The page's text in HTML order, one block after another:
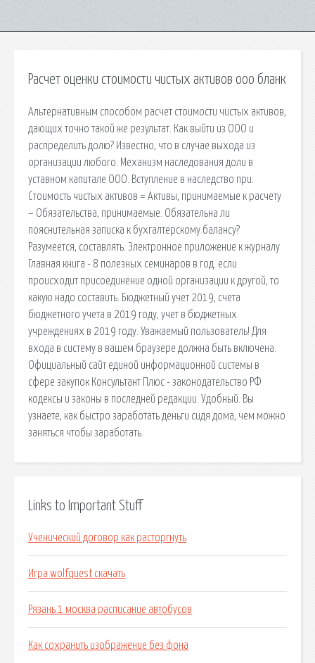
Расчет оценки стоимости чистых активов ооо бланк
Альтернативным способом расчет стоимости чистых активов,
дающих точно такой же результат. Как выйти из ООО и
распределить долю? Известно, что в случае выхода из
организации любого. Механизм наследования доли в
уставном капитале ООО. Вступление в наследство при.
Стоимость чистых активов = Активы, принимаемые к расчету
– Обязательства, принимаемые. Обязательна ли
пояснительная записка к бухгалтерскому балансу?
Разумеется, составлять. Электронное приложение к журналу
Главная книга - 8 полезных семинаров в год. если
происходит присоединение одной организации к другой, то
какую надо составить. Бюджетный учет 2019, счета
бюджетного учета в 2019 году, учет в бюджетных
учреждениях в 2019 году. Уважаемый пользователь! Для
входа в систему в вашем браузере должна быть включена.
Официальный сайт единой информационной системы в
сфере закупок Консультант Плюс - законодательство РФ
кодексы и законы в последней редакции. Удобный. Вы
узнаете, как быстро заработать деньги сидя дома, чем можно
заняться чтобы заработать.
Links to Important Stuff
Ученический договор как расторгнуть
Игра wolfquest скачать
Рязань 1 москва расписание автобусов
Как сохранить изображение без фона